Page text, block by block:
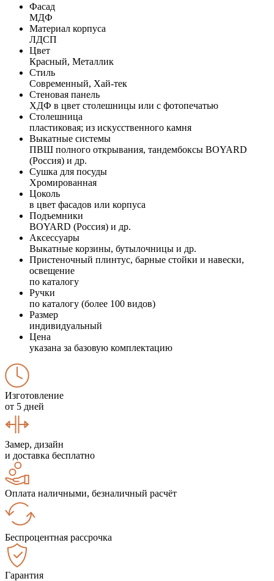
Фасад
МДФ
Материал корпуса
ЛДСП
Цвет
Красный, Металлик
Стиль
Современный, Хай-тек
Стеновая панель
ХДФ в цвет столешницы или с фотопечатью
Столешница
пластиковая; из искусственного камня
Выкатные системы
ПВШ полного открывания, тандембоксы BOYARD
(Россия) и др.
Сушка для посуды
Хромированная
Цоколь
в цвет фасадов или корпуса
Подъемники
BOYARD (Россия) и др.
Аксессуары
Выкатные корзины, бутылочницы и др.
Пристеночный плинтус, барные стойки и навески,
освещение
по каталогу
Ручки
по каталогу (более 100 видов)
Размер
индивидуальный
Цена
указана за базовую комплектацию
Изготовление
от 5 дней
Замер, дизайн
и доставка бесплатно
Оплата наличными, безналичный расчёт
Беспроцентная рассрочка
Гарантия